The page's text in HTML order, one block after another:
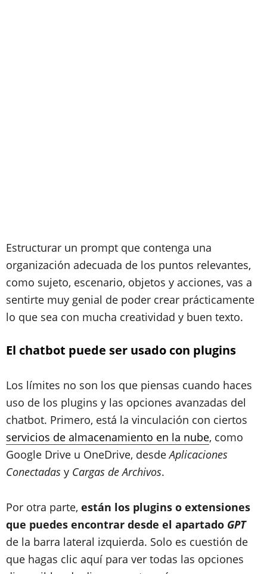
Estructurar un prompt que contenga una
organización adecuada de los puntos relevantes,
como sujeto, escenario, objetos y acciones, vas a
sentirte muy genial de poder crear prácticamente
lo que sea con mucha creatividad y buen texto.
El chatbot puede ser usado con plugins
Los límites no son los que piensas cuando haces
uso de los plugins y las opciones avanzadas del
chatbot. Primero, está la vinculación con ciertos
servicios de almacenamiento en la nube, como
Google Drive u OneDrive, desdeAplicaciones
Conectadas y Cargas de Archivos.
Por otra parte, están los plugins o extensiones
que puedes encontrar desde el apartado GPT
de la barra lateral izquierda. Solo es cuestión de
que hagas clic aquí para ver todas las opciones